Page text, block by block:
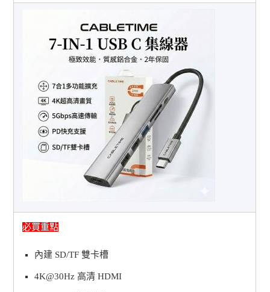
必買重點
內建 SD/TF 雙卡槽
4K@30Hz 高清 HDMI